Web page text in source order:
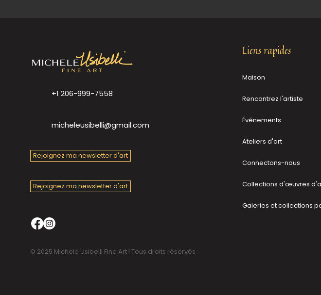
+1 206-999-7558
micheleusibelli@gmail.com
Rejoignez ma newsletter d'art
Rejoignez ma newsletter d'art
© 2025 Michele Usibelli Fine Art | Tous droits réservés
Liens rapides
Maison
Rencontrez l'artiste
Événements
Ateliers d'art
Connectons-nous
Collections d'œuvres
Galeries et collections